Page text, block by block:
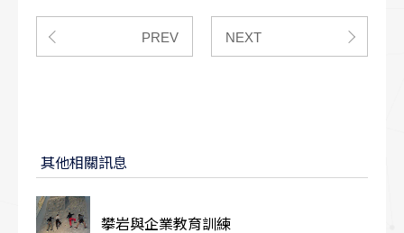
PREV NEXT
其他相關訊息
攀岩與企業教育訓練